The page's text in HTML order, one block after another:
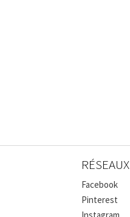
RÉSEAUX
Facebook
Pinterest